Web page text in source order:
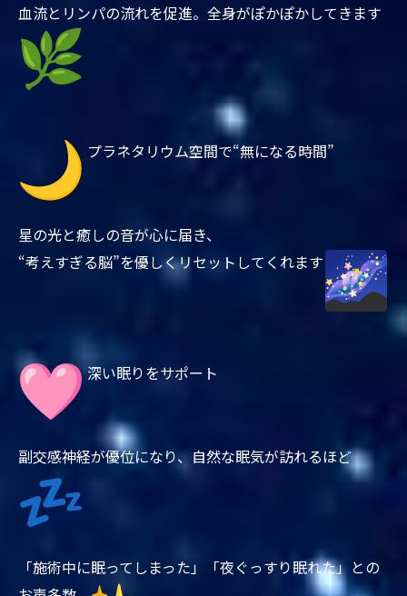
血流とリンパの流れを促進。全身がぽかぽかしてきます
プラネタリウム空間で“無になる時間”
星の光と癒しの音が心に届き、
“考えすぎる脳”を優しくリセットしてくれます
深い眠りをサポート
副交感神経が優位になり、自然な眠気が訪れるほど
「施術中に眠ってしまった」「夜ぐっすり眠れた」との